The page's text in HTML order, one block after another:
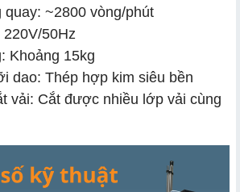
quay: ~2800 vòng/phút
220V/50Hz
Khoảng 15kg
dao: Thép hợp kim siêu bền
vải: Cắt được nhiều lớp vải cùng